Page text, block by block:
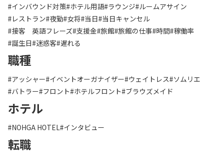
#インバウンド対策#ホテル用語#ラウンジ#ルームアサイン
#レストラン#夜勤#女将#当日#当日キャンセル
#接客 英語フレーズ#支援金#旅館#旅館の仕事#時間#稼働率
#誕生日#迷惑客#遅れる
職種
#アッシャー#イベントオーガナイザー#ウェイトレス#ソムリエ
#バトラー#フロント#ホテルフロント#ブラウズメイド
ホテル
#NOHGA HOTEL#インタビュー
転職